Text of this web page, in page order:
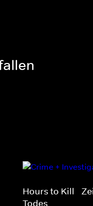
Hours to Kill -
Todes